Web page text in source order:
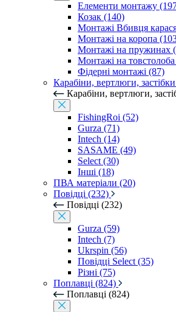
Елементи монтажу
Козак (140)
Монтажі Вбивця
Монтажі на коропа
Монтажі на пружинах
Монтажі на товстолоба
Фідерні монтажі (87)
Карабіни, вертлюги,
Карабіни, вертлюги,
FishingRoi (52)
Gurza (71)
Intech (14)
SASAME (49)
Select (30)
Інші (18)
ПВА матеріали (20)
Повідці (232)
Повідці (232)
Gurza (59)
Intech (7)
Ukrspin (56)
Повідці Select (35)
Різні (75)
Поплавці (824)
Поплавці (824)